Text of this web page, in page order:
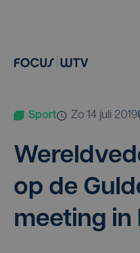
Sport zo 14 juli 2019
op de
mee­ting